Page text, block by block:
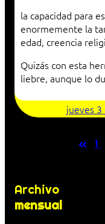
la capacidad para
enormemente la
edad, creencia
Quizás con esta
liebre, aunque lo
jueves
« 1
Archivo
mensual